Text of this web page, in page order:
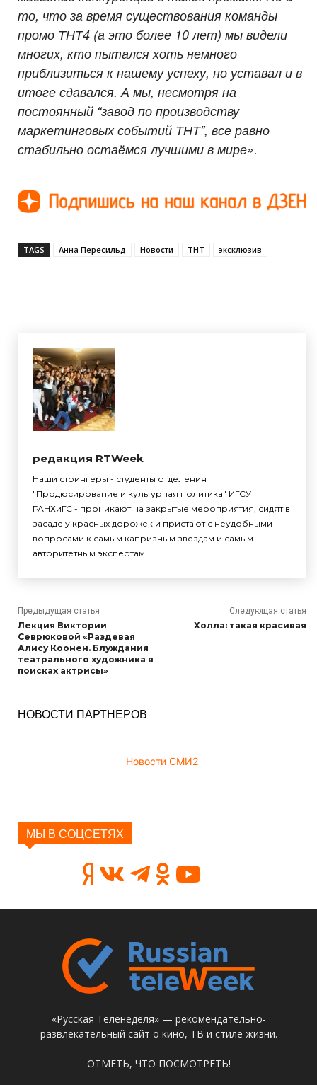
то, что за время существования команды
промо ТНТ4 (а это более 10 лет) мы видели
многих, кто пытался хоть немного
приблизиться к нашему успеху, но уставал и в
итоге сдавался. А мы, несмотря на
постоянный “завод по производству
маркетинговых событий ТНТ”, все равно
стабильно остаёмся лучшими в мире».
TAGS Анна Пересильд Новости ТНТ эксклюзив
редакция RTWeek
Наши стрингеры - студенты отделения
"Продюсирование и культурная политика" ИГСУ
РАНХиГС - проникают на закрытые мероприятия, сидят в
засаде у красных дорожек и пристают с неудобными
вопросами к самым капризным звездам и самым
авторитетным экспертам.
Предыдущая статья
Лекция Виктории
Севрюковой «Раздевая
Алису Коонен. Блуждания
театрального художника в
поисках актрисы»
Следующая статья
Холла: такая красивая
НОВОСТИ ПАРТНЕРОВ
Новости СМИ2
МЫ В СОЦСЕТЯХ
«Русская Теленеделя» — рекомендательно-
развлекательный сайт о кино, ТВ и стиле жизни.
ОТМЕТЬ, ЧТО ПОСМОТРЕТЬ!